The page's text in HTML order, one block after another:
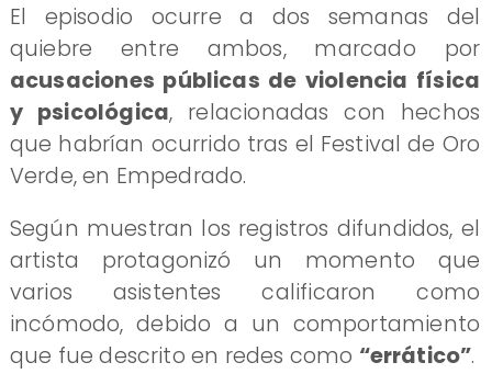
El episodio ocurre a dos semanas del
quiebre entre ambos, marcado por
acusaciones públicas de violencia física
y psicológica, relacionadas con hechos
que habrían ocurrido tras el Festival de Oro
Verde, en Empedrado.
Según muestran los registros difundidos, el
artista protagonizó un momento que
varios asistentes calificaron como
incómodo, debido a un comportamiento
que fue descrito en redes como “errático”.